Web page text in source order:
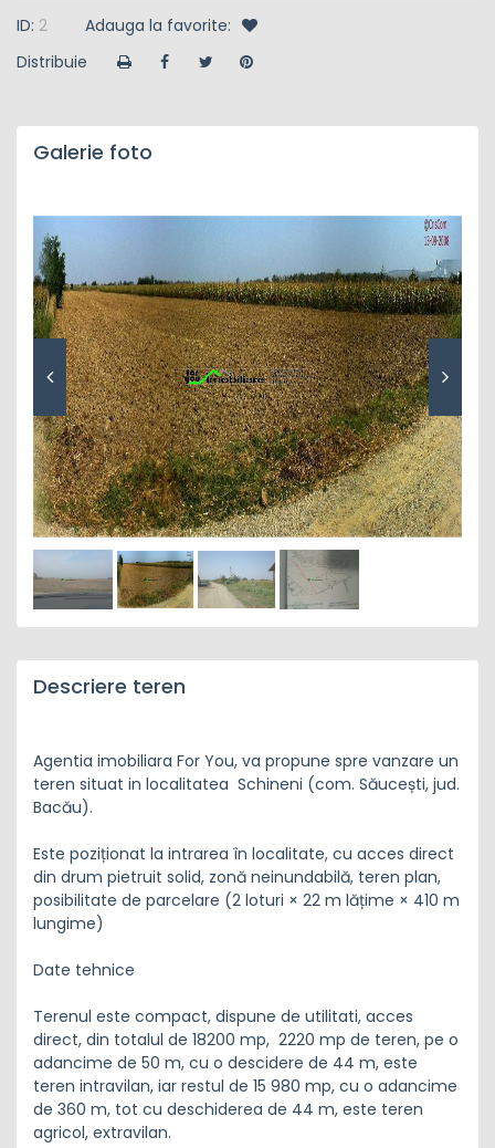
ID: 2
Adauga la favorite:
Distribuie
Galerie foto
Descriere teren
Agentia imobiliara For You, va propune spre vanzare un
teren situat in localitatea Schineni (com. Săucești, jud.
Bacău).
Este poziționat la intrarea în localitate, cu acces direct
din drum pietruit solid, zonă neinundabilă, teren plan,
posibilitate de parcelare (2 loturi × 22 m lățime × 410 m
lungime)
Date tehnice
Terenul este compact, dispune de utilitati, acces
direct, din totalul de 18200 mp, 2220 mp de teren, pe o
adancime de 50 m, cu o descidere de 44 m, este
teren intravilan, iar restul de 15 980 mp, cu o adancime
de 360 m, tot cu deschiderea de 44 m, este teren
agricol, extravilan.